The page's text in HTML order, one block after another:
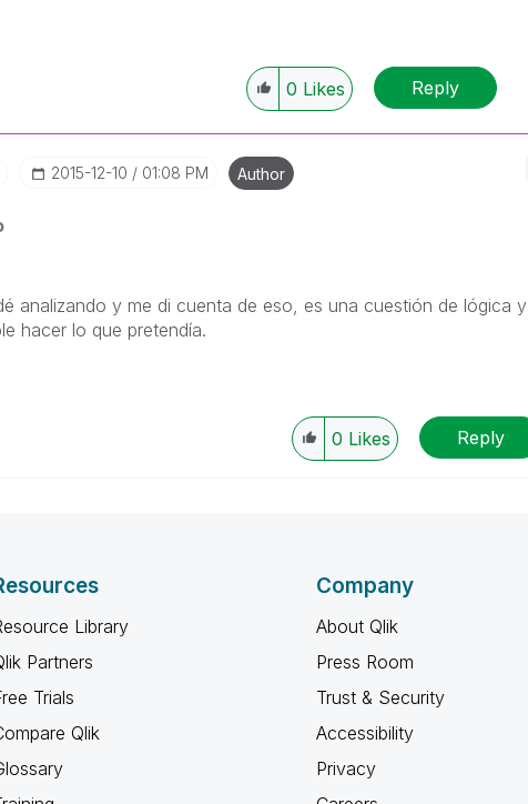
0 Likes Reply
‎2015-12-10 01:08 PM Author
analizando y me di cuenta de eso, es una cuestión de lógica y
hacer lo que pretendía.
0 Likes Reply
Library
Partners
Trials
Qlik
Company
About Qlik
Press Room
Trust & Security
Accessibility
Privacy